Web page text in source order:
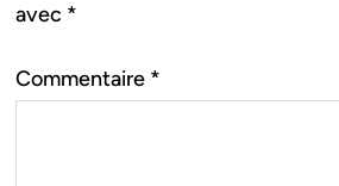
avec *
Commentaire *